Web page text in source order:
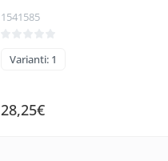
1541585
Varianti: 1
28,25€